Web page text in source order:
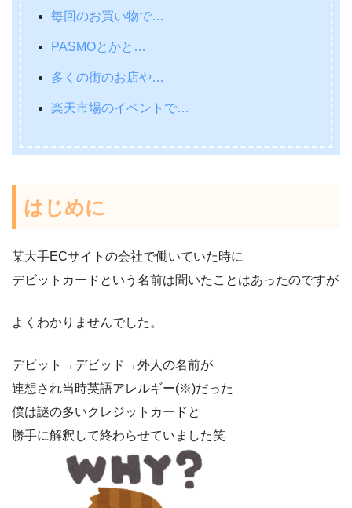
毎回のお買い物で…
PASMOとかと…
多くの街のお店や…
楽天市場のイベントで…
はじめに
某大手ECサイトの会社で働いていた時に
デビットカードという名前は聞いたことはあったのですが
よくわかりませんでした。
デビット→デビッド→外人の名前が
連想され当時英語アレルギー(※)だった
僕は謎の多いクレジットカードと
勝手に解釈して終わらせていました笑